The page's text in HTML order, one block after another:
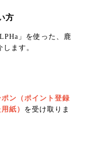
方
」を使った、鹿
ます。
ン（ポイント登録
紙） を受け取りま